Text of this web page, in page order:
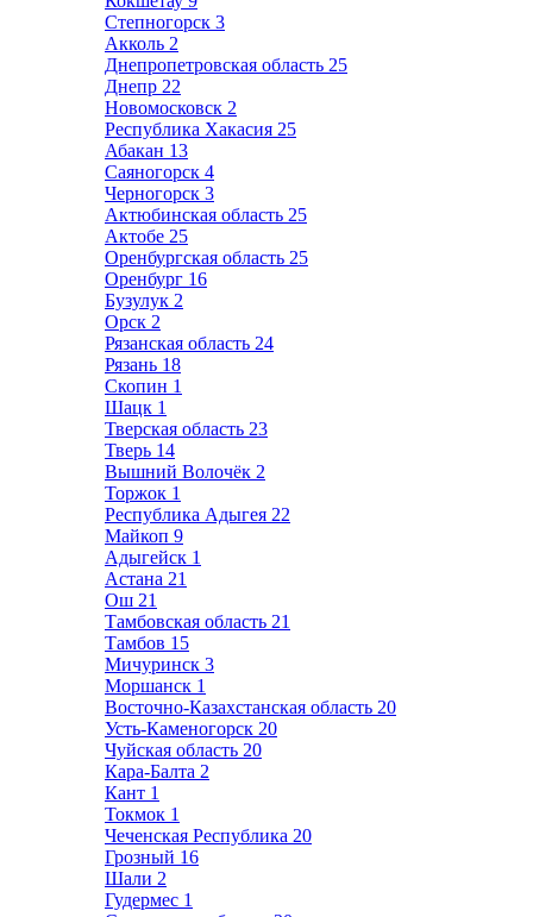
Степногорск 3
Акколь 2
Днепропетровская область 25
Днепр 22
Новомосковск 2
Республика Хакасия 25
Абакан 13
Саяногорск 4
Черногорск 3
Актюбинская область 25
Актобе 25
Оренбургская область 25
Оренбург 16
Бузулук 2
Орск 2
Рязанская область 24
Рязань 18
Скопин 1
Шацк 1
Тверская область 23
Тверь 14
Вышний Волочёк 2
Торжок 1
Республика Адыгея 22
Майкоп 9
Адыгейск 1
Астана 21
Ош 21
Тамбовская область 21
Тамбов 15
Мичуринск 3
Моршанск 1
Восточно-Казахстанская область 20
Усть-Каменогорск 20
Чуйская область 20
Кара-Балта 2
Кант 1
Токмок 1
Чеченская Республика 20
Грозный 16
Шали 2
Гудермес 1